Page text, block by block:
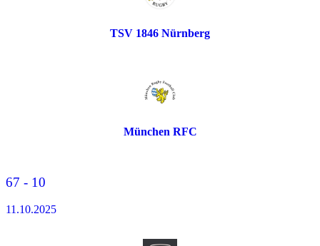
TSV 1846 Nürnberg
München RFC
67 - 10
11.10.2025